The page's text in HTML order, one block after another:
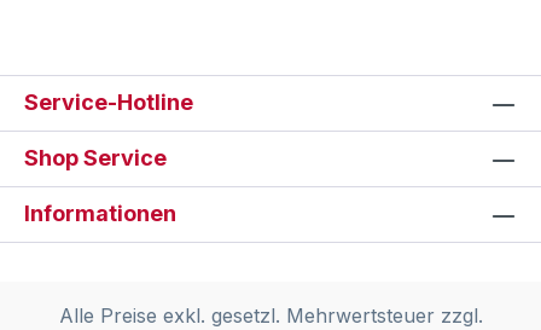
Service-Hotline
Shop Service
Informationen
Alle Preise exkl. gesetzl. Mehrwertsteuer zzgl.